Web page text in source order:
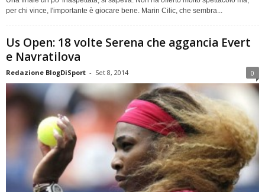
per chi vince, l'importante è giocare bene. Marin Cilic, che sembra...
Us Open: 18 volte Serena che aggancia Evert
e Navratilova
Redazione BlogDiSport - Set 8, 2014 0